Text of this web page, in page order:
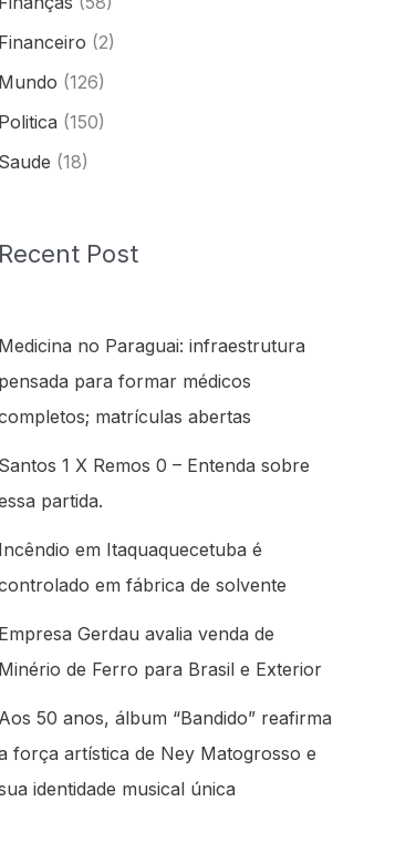
Financeiro (2)
Mundo (126)
Politica (150)
Saude (18)
Recent Post
Medicina no Paraguai: infraestrutura
pensada para formar médicos
matrículas abertas
Santos 1 X Remos 0 – Entenda sobre
partida.
Incêndio em Itaquaquecetuba é
em fábrica de solvente
Empresa Gerdau avalia venda de
Minério de Ferro para Brasil e Exterior
Aos 50 anos, álbum “Bandido” reafirma
força artística de Ney Matogrosso e
identidade musical única